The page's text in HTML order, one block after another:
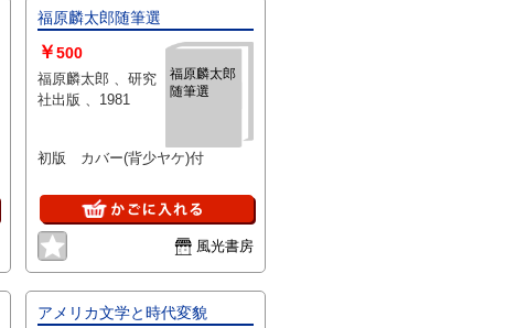
福原麟太郎随筆選
福原麟太郎
随筆選
￥500
福原麟太郎 、研究
社出版 、1981
初版 カバー(背少ヤケ)付
風光書房
アメリカ文学と時代変貌